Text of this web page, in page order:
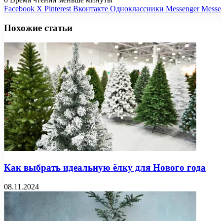
Facebook X Pinterest Вконтакте Одноклассники Messenger
Похожие статьи
Как выбрать идеальную ёлку для Нового года
08.11.2024